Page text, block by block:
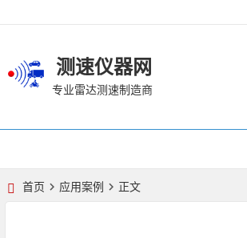
测速仪器网
专业雷达测速制造商
首页 应用案例 正文